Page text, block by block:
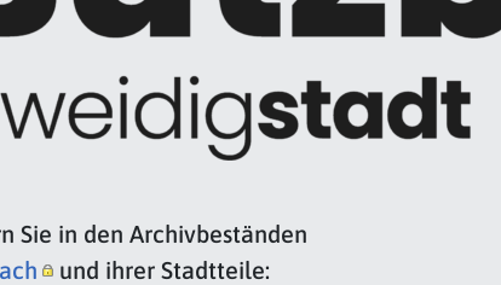
Sie in den Archivbeständen
und ihrer Stadtteile: